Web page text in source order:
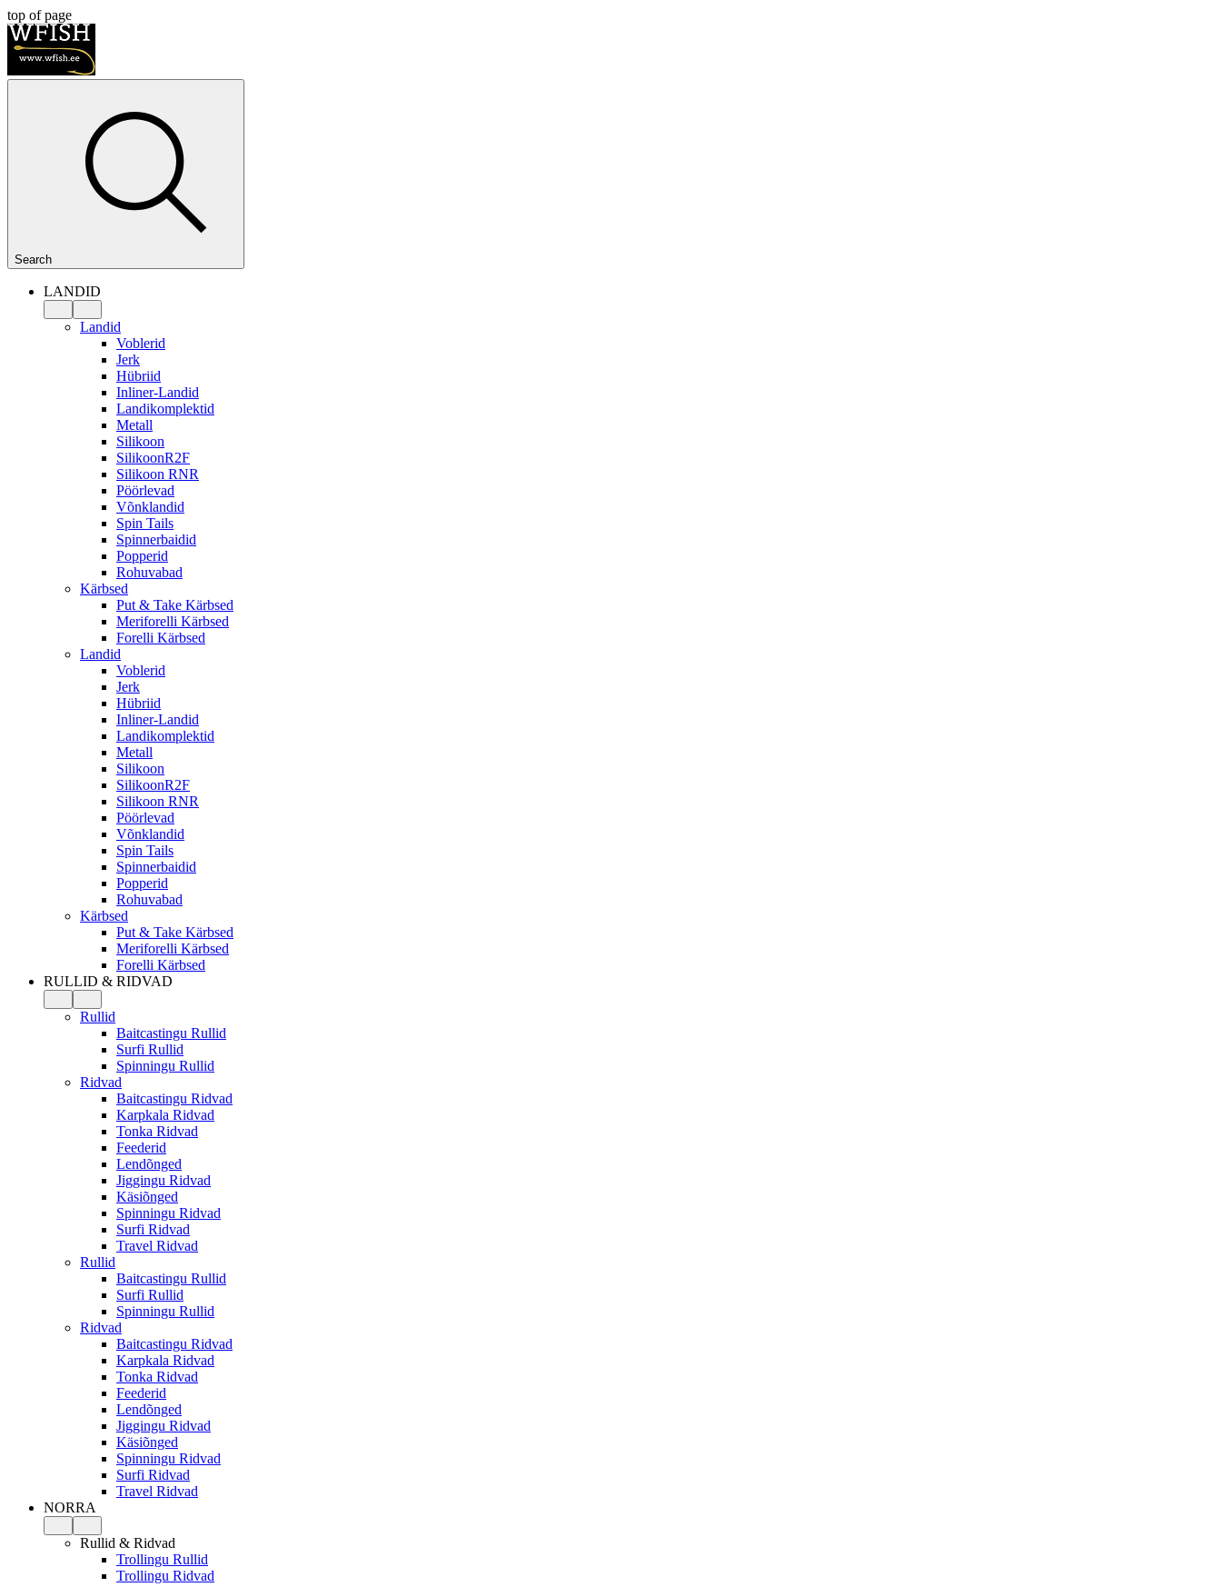
top of page
Search
LANDID
Landid
Voblerid
Jerk
Hübriid
Inliner-Landid
Landikomplektid
Metall
Silikoon
SilikoonR2F
Silikoon RNR
Pöörlevad
Võnklandid
Spin Tails
Spinnerbaidid
Popperid
Rohuvabad
Kärbsed
Put & Take Kärbsed
Meriforelli Kärbsed
Forelli Kärbsed
Landid
Voblerid
Jerk
Hübriid
Inliner-Landid
Landikomplektid
Metall
Silikoon
SilikoonR2F
Silikoon RNR
Pöörlevad
Võnklandid
Spin Tails
Spinnerbaidid
Popperid
Rohuvabad
Kärbsed
Put & Take Kärbsed
Meriforelli Kärbsed
Forelli Kärbsed
RULLID & RIDVAD
Rullid
Baitcastingu Rullid
Surfi Rullid
Spinningu Rullid
Ridvad
Baitcastingu Ridvad
Karpkala Ridvad
Tonka Ridvad
Feederid
Lendõnged
Jiggingu Ridvad
Käsiõnged
Spinningu Ridvad
Surfi Ridvad
Travel Ridvad
Rullid
Baitcastingu Rullid
Surfi Rullid
Spinningu Rullid
Ridvad
Baitcastingu Ridvad
Karpkala Ridvad
Tonka Ridvad
Feederid
Lendõnged
Jiggingu Ridvad
Käsiõnged
Spinningu Ridvad
Surfi Ridvad
Travel Ridvad
NORRA
Rullid & Ridvad
Trollingu Rullid
Trollingu Ridvad